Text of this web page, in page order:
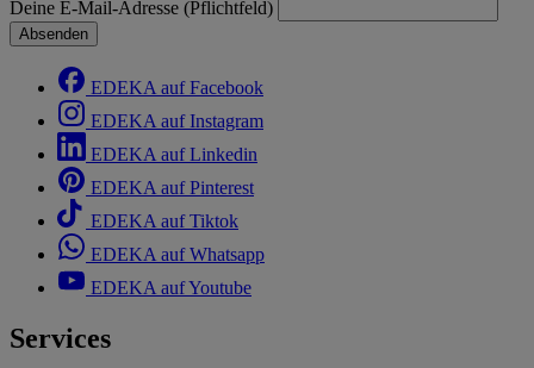
Deine E-Mail-Adresse (Pflichtfeld)
Absenden
EDEKA auf Facebook
EDEKA auf Instagram
EDEKA auf Linkedin
EDEKA auf Pinterest
EDEKA auf Tiktok
EDEKA auf Whatsapp
EDEKA auf Youtube
Services